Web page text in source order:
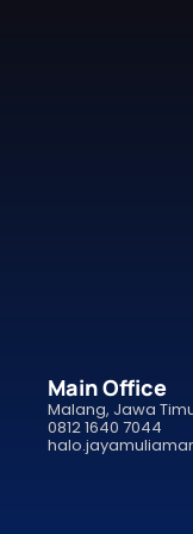
Main Office
Malang, Jawa
0812 1640 7044